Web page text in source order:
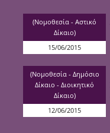
(Νομοθεσία - Αστικό
Δίκαιο)
15/06/2015
(Νομοθεσία - Δημόσιο
Δίκαιο - Διοικητικό
Δίκαιο)
12/06/2015